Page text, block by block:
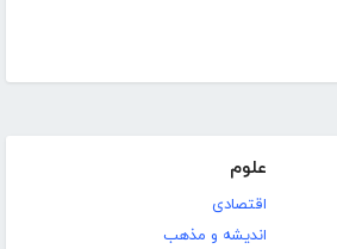
علوم
اقتصادی
اندیشه و مذهب